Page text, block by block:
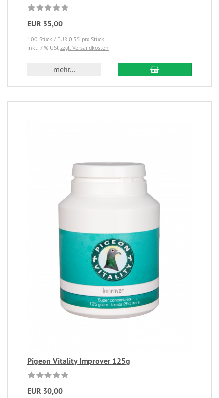
EUR 35,00
100 Stück / EUR 0,35 pro Stück
inkl. 7 % USt zzgl. Versandkosten
mehr...
Pigeon Vitality Improver 125g
EUR 30,00